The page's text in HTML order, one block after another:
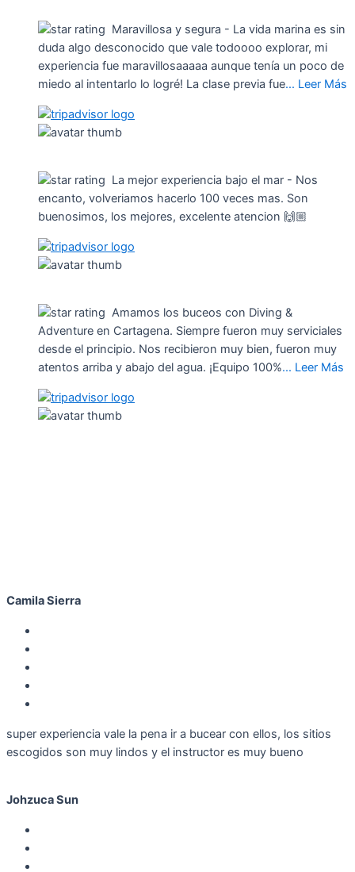
Maravillosa y segura - La vida marina es sin
duda algo desconocido que vale todoooo explorar, mi
experiencia fue maravillosaaaaa aunque tenía un poco de
miedo al intentarlo lo logré! La clase previa fue... Leer Más
La mejor experiencia bajo el mar - Nos
encanto, volveriamos hacerlo 100 veces mas. Son
buenosimos, los mejores, excelente atencion 🙌🏼
Amamos los buceos con Diving &
Adventure en Cartagena. Siempre fueron muy serviciales
desde el principio. Nos recibieron muy bien, fueron muy
atentos arriba y abajo del agua. ¡Equipo 100%... Leer Más
Camila Sierra
super experiencia vale la pena ir a bucear con ellos, los sitios
escogidos son muy lindos y el instructor es muy bueno
Johzuca Sun